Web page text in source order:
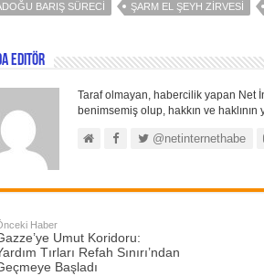
BARIŞ SÜRECI
ŞARM EL ŞEYH ZIRVESI
Editör
Taraf olmayan, habercilik yapan Net
benimsemiş olup, hakkın ve
@netinternethabe
Haber
Umut Koridoru:
Tırları Refah Sınırı’ndan
Başladı